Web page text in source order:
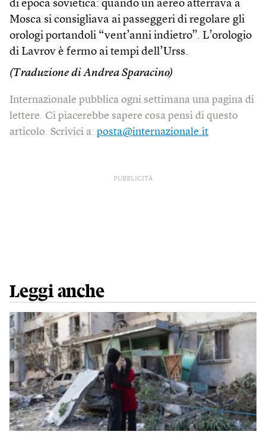
di epoca sovietica: quando un aereo atterrava a
Mosca si consigliava ai passeggeri di regolare gli
orologi portandoli “vent’anni indietro”. L’orologio
di Lavrov è fermo ai tempi dell’Urss.
(Traduzione di Andrea Sparacino)
Internazionale pubblica ogni settimana una pagina di
lettere. Ci piacerebbe sapere cosa pensi di questo
articolo. Scrivici a: posta@internazionale.it
PUBBLICITÀ
Leggi anche